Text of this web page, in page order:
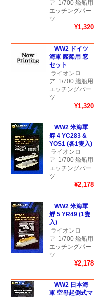
ア 1/700 艦船用
エッチングパー
ツ
¥1,320
WW2 ドイツ
海軍 艦船用 窓
セット
ライオンロ
ア 1/700 艦船用
エッチングパー
ツ
¥1,320
WW2 米海軍
艀 4 YC283 &
YOS1 (各1隻入)
ライオンロ
ア 1/700 艦船用
エッチングパー
ツ
¥2,178
WW2 米海軍
艀 5 YR49 (1隻
入)
ライオンロ
ア 1/700 艦船用
エッチングパー
ツ
¥2,178
WW2 日本海
軍 空母起倒式マ